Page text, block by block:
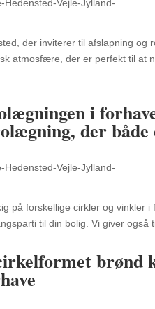
der inviterer til afslapning og
atmosfære, der er perfekt til at
i
der
på forskellige cirkler og vinkler
til din bolig. Vi giver også
brønd